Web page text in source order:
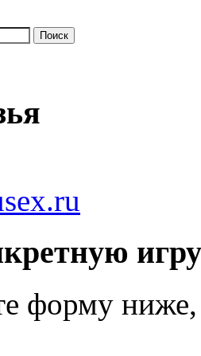
форму